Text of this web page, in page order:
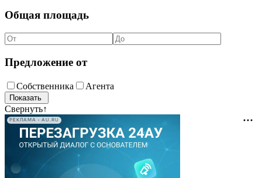
Общая площадь
Предложение от
Собственника Агента
Свернуть↑
РЕКЛАМА • AU.RU